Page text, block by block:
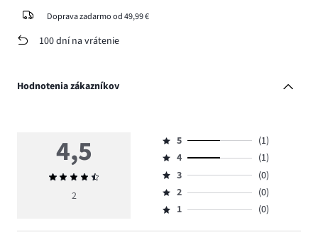
Doprava zadarmo od 49,99 €
100 dní na vrátenie
Hodnotenia zákazníkov
4,5
Priemerné
hodnotenie
2
Hodnotenie
5,
počet
hlasov
1.
5
(1)
Hodnotenie
4,
počet
hlasov
4
(1)
Hodnotenie
3,
počet
3
(0)
Hodnotenie
2,
2
(0)
Hodnotenie
1,
1 (0)